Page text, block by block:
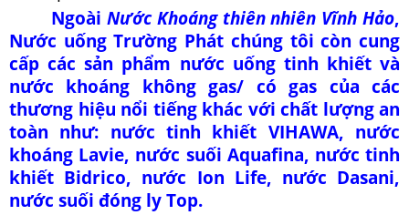
NgoàiNước Khoáng thiên nhiên Vĩnh Hảo,
Nước uống Trường Phát chúng tôi còn cung
cấp các sản phẩm nước uống tinh khiết và
nước khoáng không gas/ có gas của các
thương hiệu nổi tiếng khác với chất lượng an
toàn như: nước tinh khiết VIHAWA, nước
khoáng Lavie, nước suối Aquafina, nước tinh
khiết Bidrico, nước Ion Life, nước Dasani,
nước suối đóng ly Top.